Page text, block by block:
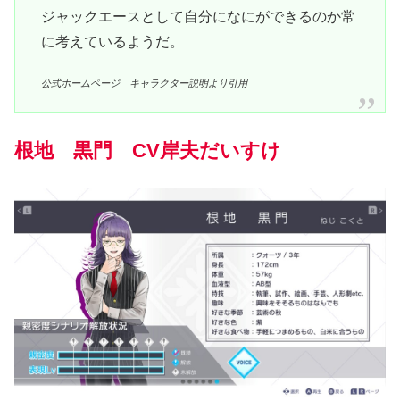
ジャックエースとして自分になにができるのか常
に考えているようだ。
公式ホームページ キャラクター説明より引用
根地 黒門 CV岸夫だいすけ